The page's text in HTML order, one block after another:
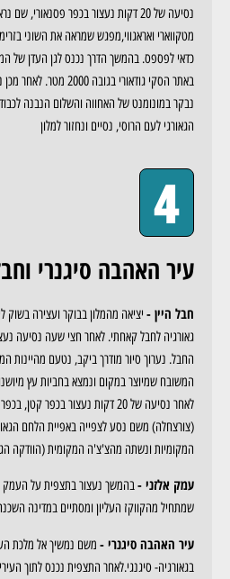
נסיעה של 20 דקות נעצור בכפר
מטקווארי ואראגווי,מפגש שמראה את השוני
כדאי לפספס. בהמשך הדרך נכנס לגן העדן של
הגאורגי לעם הרוסי, נסיים ונחזור למלון
4
עיר האהבה סיגנרי
חבל היין - יציאה מהמלון בבוקר ועצירה בשוק
גאורגיה לחבל קאחתי. לאחר חצי שעה נסיעה
החבל. נערוך סיור מודרך ביקב, נטעם מהיינות
לאחר נסיעה של 20 דקות נעצור
(צורצחלה) משם נסע לצפייה באפיית הלחם
המקומיות ונשתה מהצ'צ'ה המקומית (הוודקה
עמק אלזני -בהמשך נעצור בתצפית על העמק
שמתחיל מהקווקז העליון ומסתיים במדינה
עיר האהבה סיגנרי - משם נמשיך אל מלכת
בגאורגיה- סיגנגי.לאחר התצפית נכנס לתוך